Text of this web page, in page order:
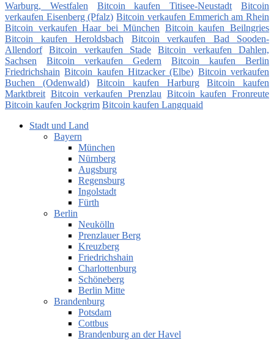
Warburg, Westfalen
Bitcoin kaufen Titisee-Neustadt
Bitcoin
verkaufen Eisenberg (Pfalz) Bitcoin verkaufen Emmerich am Rhein
Bitcoin verkaufen Haar bei München Bitcoin kaufen Beilngries
Bitcoin kaufen Heroldsbach
Bitcoin verkaufen Bad Sooden-
Allendorf
Bitcoin verkaufen Stade
Bitcoin verkaufen Dahlen,
Sachsen
Bitcoin verkaufen Gedern
Bitcoin kaufen Berlin
Friedrichshain Bitcoin kaufen Hitzacker (Elbe) Bitcoin verkaufen
Buchen (Odenwald)
Bitcoin kaufen Harburg
Bitcoin kaufen
Marktbreit Bitcoin verkaufen Prenzlau Bitcoin kaufen Fronreute
Bitcoin kaufen Jockgrim Bitcoin kaufen Langquaid
Stadt und Land
Bayern
München
Nürnberg
Augsburg
Regensburg
Ingolstadt
Fürth
Berlin
Neukölln
Prenzlauer Berg
Kreuzberg
Friedrichshain
Charlottenburg
Schöneberg
Berlin Mitte
Brandenburg
Potsdam
Cottbus
Brandenburg an der Havel